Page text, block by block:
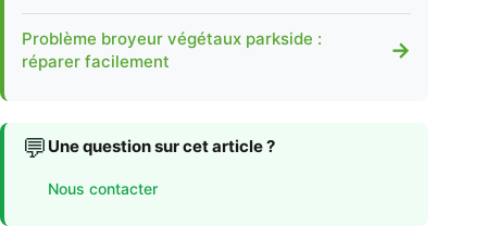
Problème broyeur végétaux parkside :
réparer facilement
→
💬 Une question sur cet article ?
Nous contacter